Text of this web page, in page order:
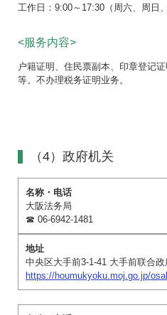
工作日：9:00～17:30（周六、周日
<服务内容>
户籍证明、住民票副本、印章登记
等。不办理税务证明业务。
（4）政府机关
大阪法务局
☎ 06-6942-1481
中央区大手前3-1-41 大手前联合
https://houmukyoku.moj.go.jp/